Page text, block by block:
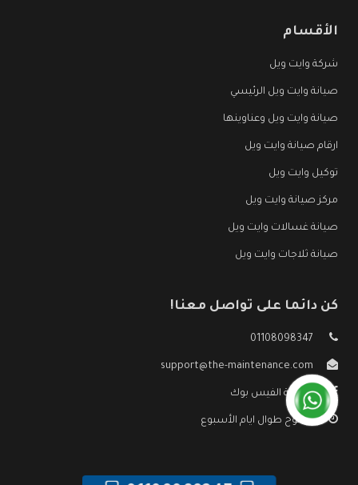
الأقسام
شركة وايت ويل
صيانة وايت ويل الرئيسي
صيانة وايت ويل وعناوينها
ارقام صيانة وايت ويل
توكيل وايت ويل
مركز صيانة وايت ويل
صيانة غسالات وايت ويل
صيانة ثلاجات وايت ويل
كن دائما على تواصل معنا!
01108098347
support@the-maintenance.com
صفحة الفيس بوك
مفتوح طوال ايام الأسبوع